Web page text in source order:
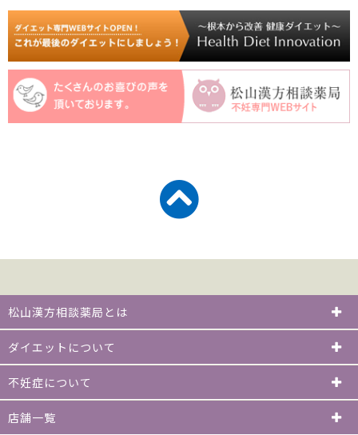
松山漢方相談薬局とは
ダイエットについて
不妊症について
店舗一覧